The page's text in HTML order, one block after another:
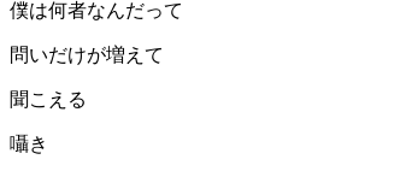
僕は何者なんだって
問いだけが増えて
聞こえる
囁き